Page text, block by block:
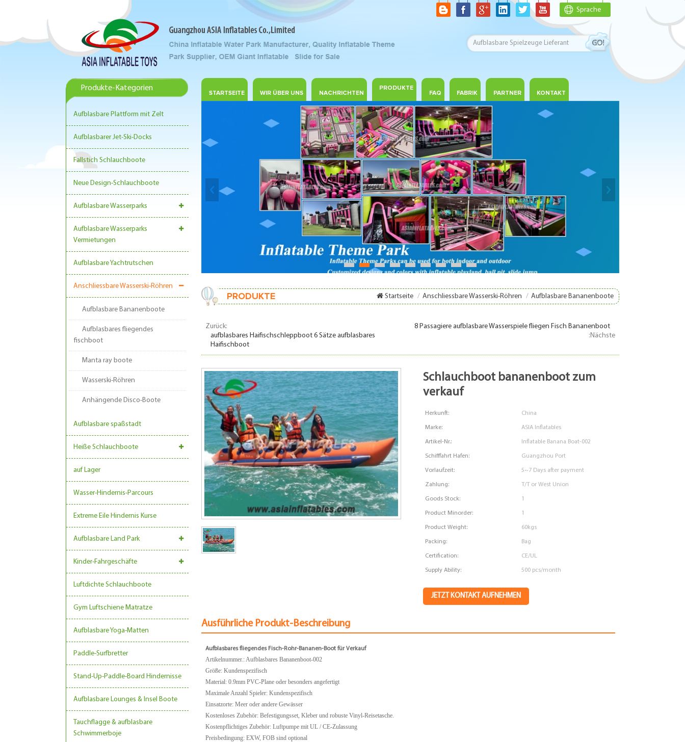
Sprache
Produkte-Kategorien
Aufblasbare Plattform mit Zelt
Aufblasbarer Jet-Ski-Docks
Fallstich Schlauchboote
Neue Design-Schlauchboote
Aufblasbare Wasserparks
Aufblasbare Wasserparks
Vermietungen
Aufblasbare Yachtrutschen
Anschliessbare Wasserski-Röhren
Aufblasbare Bananenboote
Aufblasbares fliegendes
fischboot
Manta ray boote
Wasserski-Röhren
Anhängende Disco-Boote
Aufblasbare spaßstadt
Heiße Schlauchboote
auf Lager
Wasser-Hindernis-Parcours
Extreme Eile Hindernis Kurse
Aufblasbare Land Park
Kinder-Fahrgeschäfte
Luftdichte Schlauchboote
Gym Luftschiene Matratze
Aufblasbare Yoga-Matten
Paddle-Surfbretter
Stand-Up-Paddle-Board Hindernisse
Aufblasbare Lounges & Insel Boote
Tauchflagge & aufblasbare
Schwimmerboje
STARTSEITE WIR ÜBER UNS NACHRICHTEN
PRODUKTE
FAQ
FABRIK PARTNER KONTAKT
1 2 3 4 5 6 7 8 9
PRODUKTE Startseite / Anschliessbare Wasserski-Röhren / Aufblasbare Bananenboote
Zurück:
aufblasbares Haifischschleppboot 6 Sätze aufblasbares
Haifischboot
8 Passagiere aufblasbare Wasserspiele fliegen Fisch Bananenboot
:Nächste
schlauchboot bananenboot zum
verkauf
Herkunft: China
Marke: ASIA Inflatables
Artikel-Nr.: Inflatable Banana Boat-002
Schifffahrt Hafen: Guangzhou Port
Vorlaufzeit: 5~7 Days after payment
Zahlung: T/T or West Union
Goods Stock: 1
Product Minorder: 1
Product Weight: 60kgs
Packing: Bag
Certification: CE/UL
Supply Ability: 500 pcs/month
JETZT KONTAKT AUFNEHMEN
Ausführliche Produkt-Beschreibung
Aufblasbares fliegendes Fisch-Rohr-Bananen-Boot für Verkauf
Artikelnummer.: Aufblasbares Bananenboot-002
Größe: Kundenspezifisch
Material: 0.9mm PVC-Plane oder besonders angefertigt
Maximale Anzahl Spieler: Kundenspezifisch
Einsatzorte: Meer oder andere Gewässer
Kostenloses Zubehör: Befestigungsset, Kleber und robuste Vinyl-Reisetasche.
Kostenpflichtiges Zubehör: Luftpumpe mit UL / CE-Zulassung
Preisbedingung: EXW, FOB sind optional